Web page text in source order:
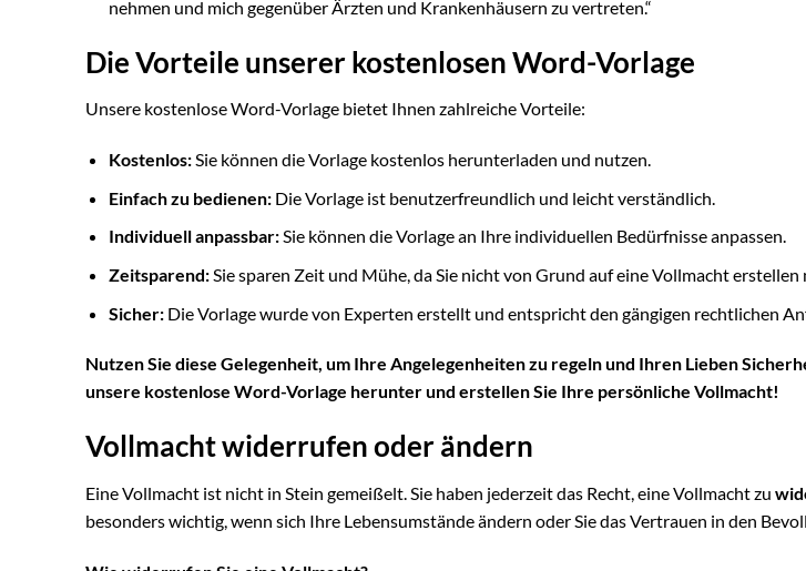
nehmen und mich gegenüber Ärzten und Krankenhäusern zu vertreten.“
Die Vorteile unserer kostenlosen Word-Vorlage
Unsere kostenlose Word-Vorlage bietet Ihnen zahlreiche Vorteile:
Kostenlos:Sie können die Vorlage kostenlos herunterladen und nutzen.
Einfach zu bedienen:Die Vorlage ist benutzerfreundlich und leicht verständlich.
Individuell anpassbar:Sie können die Vorlage an Ihre individuellen Bedürfnisse anpassen.
Zeitsparend:Sie sparen Zeit und Mühe, da Sie nicht von Grund auf eine Vollmacht erstellen
Sicher:Die Vorlage wurde von Experten erstellt und entspricht den gängigen rechtlichen
Nutzen Sie diese Gelegenheit, um Ihre Angelegenheiten zu regeln und Ihren Lieben
unsere kostenlose Word-Vorlage herunter und erstellen Sie Ihre persönliche Vollmacht!
Vollmacht widerrufen oder ändern
Eine Vollmacht ist nicht in Stein gemeißelt. Sie haben jederzeit das Recht, eine Vollmacht zu
besonders wichtig, wenn sich Ihre Lebensumstände ändern oder Sie das Vertrauen in den